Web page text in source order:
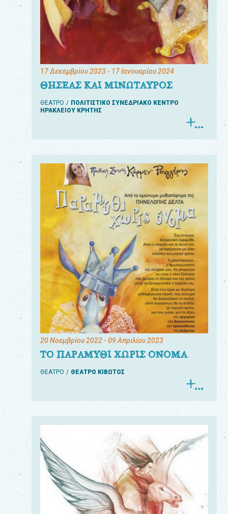
17 Δεκεμβρίου 2023- 17 Ιανουαρίου 2024
ΘΗΣΕΑΣ ΚΑΙ ΜΙΝΩΤΑΥΡΟΣ
ΘΕΑΤΡΟ
ΠΟΛΙΤΙΣΤΙΚΟ ΣΥΝΕΔΡΙΑΚΟ ΚΕΝΤΡΟ
ΗΡΑΚΛΕΙΟΥ ΚΡΗΤΗΣ
20 Νοεμβρίου 2022- 09 Απριλίου 2023
ΤΟ ΠΑΡΑΜΥΘΙ ΧΩΡΙΣ ΟΝΟΜΑ
ΘΕΑΤΡΟ ΘΕΑΤΡΟ ΚΙΒΩΤΟΣ